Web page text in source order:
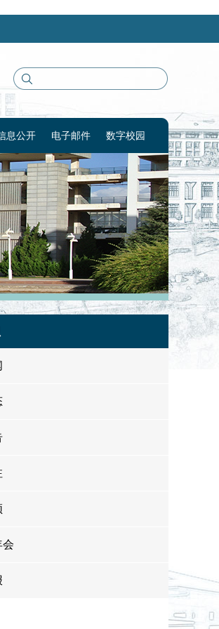
息公开 电子邮件 数字校园
会